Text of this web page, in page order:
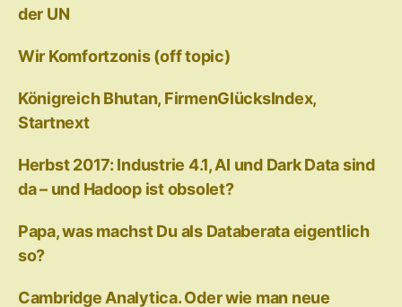
der UN
Wir Komfortzonis (off topic)
Königreich Bhutan, FirmenGlücksIndex,
Startnext
Herbst 2017: Industrie 4.1, AI und Dark Data sind
da – und Hadoop ist obsolet?
Papa, was machst Du als Databerata eigentlich
so?
Cambridge Analytica. Oder wie man neue